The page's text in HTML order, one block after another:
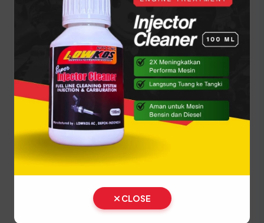
Barat
Setiap lima tahun, pemilik kendaraan wajib
melakukan pergantian pelat nomor dan cek fisik
kendaraan. Siapkan dokumen tambahan ini:
STNK asli
KTP asli
SKPD asli
Ikuti panduan langkah demi langkah berikut:
CLOSE